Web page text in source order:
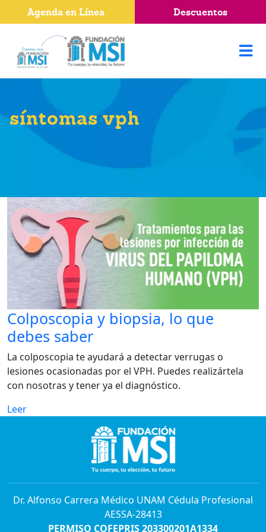
síntomas vph
Colposcopia y biopsia, lo que
debes saber
La colposcopia te ayudará a detectar verrugas o
lesiones ocasionadas por el VPH. Puedes realizártela
con nosotras y tener ya el diagnóstico.
Leer
Dr. Alfonso Carrera Médico UNAM Cédula Profesional
AESSA-28413
PERMISO COFEPRIS 203300201A1334
Agenda en Línea Descuentos